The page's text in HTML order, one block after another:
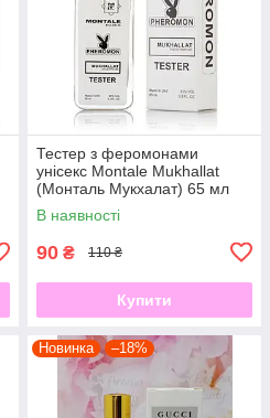
Тестер з феромонами
унісекс Мontale Mukhallat
(Монталь Мукхалат) 65 мл
В наявності
90 ₴ 110 ₴
Купити
Новинка –18%